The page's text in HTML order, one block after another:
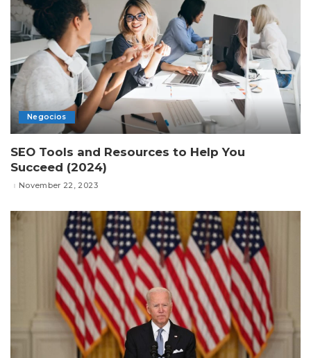
Negocios
SEO Tools and Resources to Help You
Succeed (2024)
November 22, 2023